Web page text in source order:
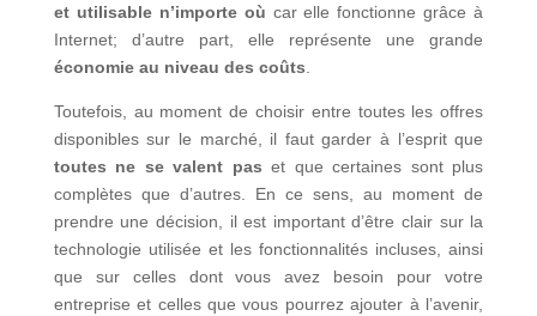
et utilisable n’importe où car elle fonctionne grâce à
Internet; d’autre part, elle représente une grande
économie au niveau des coûts.
Toutefois, au moment de choisir entre toutes les offres
disponibles sur le marché, il faut garder à l’esprit que
toutes ne se valent pas et que certaines sont plus
complètes que d’autres. En ce sens, au moment de
prendre une décision, il est important d’être clair sur la
technologie utilisée et les fonctionnalités incluses, ainsi
que sur celles dont vous avez besoin pour votre
entreprise et celles que vous pourrez ajouter à l’avenir,